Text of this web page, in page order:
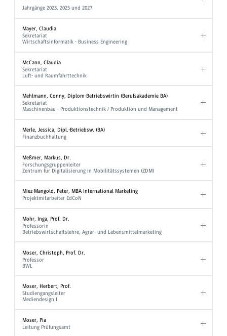
Jahrgänge 2023, 2025 und 2027
Mayer, Claudia
Sekretariat
Wirtschaftsinformatik - Business Engineering
McCann, Claudia
Sekretariat
Luft- und Raumfahrttechnik
Mehlmann, Conny, Diplom-Betriebswirtin (Berufsakademie BA)
Sekretariat
Maschinenbau - Produktionstechnik / Produktion und Management
Merle, Jessica, Dipl.-Betriebsw. (BA)
Finanzbuchhaltung
Meßmer, Markus, Dr.
Forschungsgruppenleiter
Zentrum für Digitalisierung in Mobilitätssystemen (ZDM)
Miez-Mangold, Peter, MBA International Marketing
Projektmitarbeiter EdCoN
Mohr, Inga, Prof. Dr.
Professorin
Betriebswirtschaftslehre, Agrar- und Lebensmittelmarketing
Moser, Christoph, Prof. Dr.
Professor
BWL
Moser, Herbert, Prof.
Studiengangsleiter
Mediendesign I
Moser, Pia
Leitung Prüfungsamt